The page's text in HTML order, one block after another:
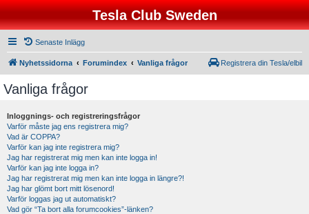
Tesla Club Sweden
Senaste Inlägg
Nyhetssidorna Forumindex Vanliga frågor Registrera din Tesla/elbil
Vanliga frågor
Inloggnings- och registreringsfrågor
Varför måste jag ens registrera mig?
Vad är COPPA?
Varför kan jag inte registrera mig?
Jag har registrerat mig men kan inte logga in!
Varför kan jag inte logga in?
Jag har registrerat mig men kan inte logga in längre?!
Jag har glömt bort mitt lösenord!
Varför loggas jag ut automatiskt?
Vad gör “Ta bort alla forumcookies”-länken?